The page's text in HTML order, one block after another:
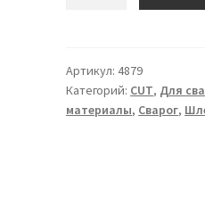
адаптер
(CS
101)
Артикул:4879
Категорий: CUT, Для
материалы, Сварог,